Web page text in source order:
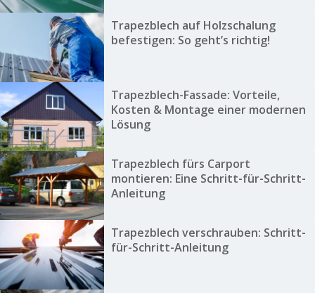
Trapezblech auf Holzschalung
befestigen: So geht’s richtig!
Trapezblech-Fassade: Vorteile,
Kosten & Montage einer modernen
Lösung
Trapezblech fürs Carport
montieren: Eine Schritt-für-Schritt-
Anleitung
Trapezblech verschrauben: Schritt-
für-Schritt-Anleitung